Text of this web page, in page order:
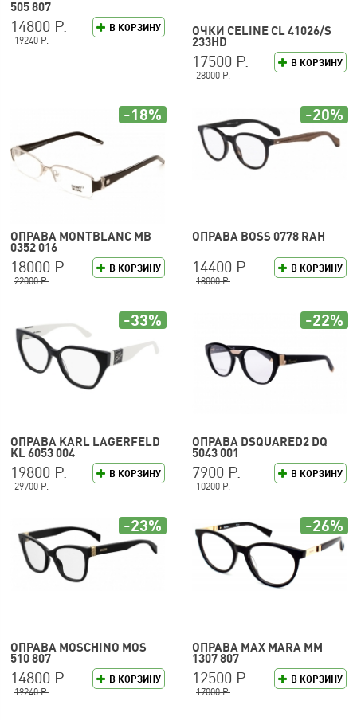
505 807
В КОРЗИНУ
14800 Р.
19240 Р.
ОЧКИ CELINE CL 41026/S
233HD
В КОРЗИНУ
17500 Р.
28000 Р.
ОПРАВА MONTBLANC MB
0352 016
В КОРЗИНУ
18000 Р.
22000 Р.
-18%
ОПРАВА BOSS 0778 RAH
В КОРЗИНУ
14400 Р.
18000 Р.
-20%
ОПРАВА KARL LAGERFELD
KL 6053 004
В КОРЗИНУ
19800 Р.
29700 Р.
-33%
ОПРАВА DSQUARED2 DQ
5043 001
В КОРЗИНУ
7900 Р.
10200 Р.
-22%
ОПРАВА MOSCHINO MOS
510 807
В КОРЗИНУ
14800 Р.
19240 Р.
-23%
ОПРАВА MAX MARA MM
1307 807
В КОРЗИНУ
12500 Р.
17000 Р.
-26%